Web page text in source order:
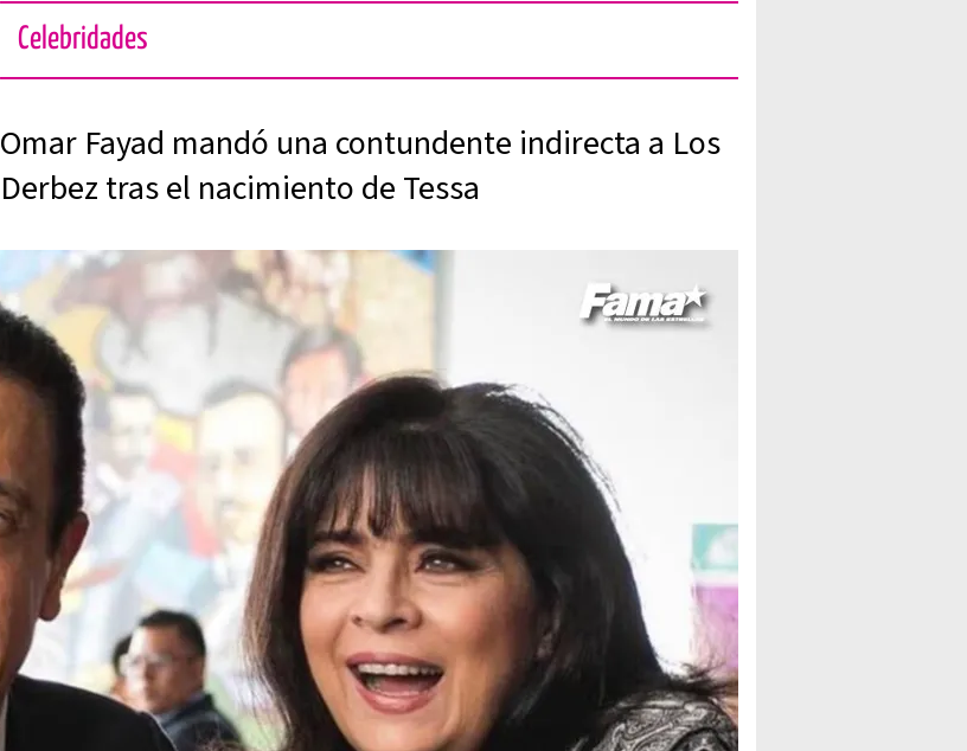
Celebridades
Omar Fayad mandó una contundente indirecta a Los
Derbez tras el nacimiento de Tessa